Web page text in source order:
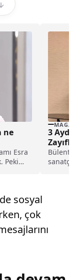
ne
Esra
Peki
3 Ayda
Bülent
sanatçı
sosyal
çok